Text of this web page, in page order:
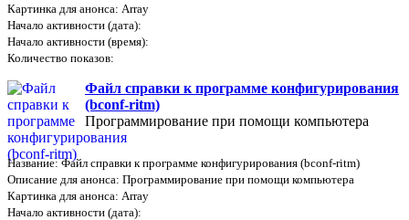
Картинка для анонса: Array
Начало активности (дата):
Начало активности (время):
Количество показов:
Файл справки к программе конфигурирования
(bconf-ritm)
Программирование при помощи компьютера
Название: Файл справки к программе конфигурирования (bconf-ritm)
Описание для анонса: Программирование при помощи компьютера
Картинка для анонса: Array
Начало активности (дата):